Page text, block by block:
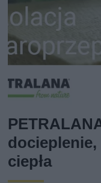
docieplenie,
ciepła